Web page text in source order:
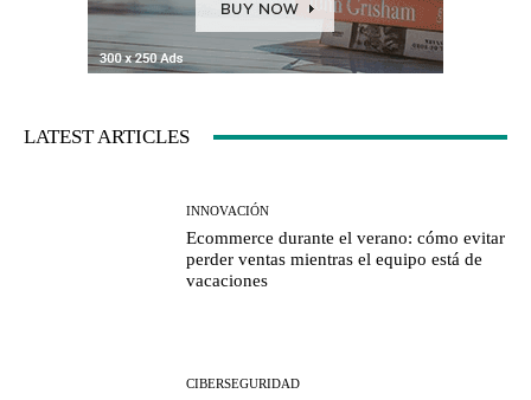
LATEST ARTICLES
INNOVACIÓN
Ecommerce durante el verano: cómo evitar
perder ventas mientras el equipo está de
vacaciones
CIBERSEGURIDAD